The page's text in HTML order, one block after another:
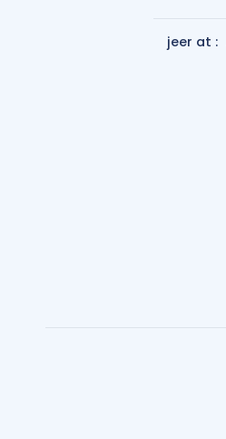
jeer at :